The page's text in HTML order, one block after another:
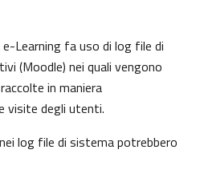
Learning fa uso di log file di
(Moodle) nei quali vengono
in maniera
visite degli utenti.
log file di sistema potrebbero